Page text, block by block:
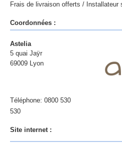
Frais de livraison offerts / Installateur
Coordonnées :
Astelia
5 quai Jaÿr
69009 Lyon
Téléphone: 0800 530
530
Site internet :